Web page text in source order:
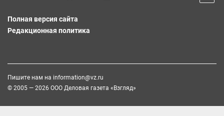
Полная версия сайта
Редакционная политика
Пишите нам на information@vz.ru
© 2005 — 2026 ООО Деловая газета «Взгляд»